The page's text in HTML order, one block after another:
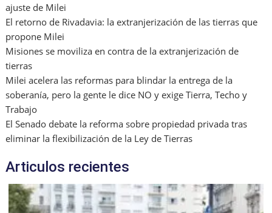
ajuste de Milei
El retorno de Rivadavia: la extranjerización de las tierras que
propone Milei
Misiones se moviliza en contra de la extranjerización de
tierras
Milei acelera las reformas para blindar la entrega de la
soberanía, pero la gente le dice NO y exige Tierra, Techo y
Trabajo
El Senado debate la reforma sobre propiedad privada tras
eliminar la flexibilización de la Ley de Tierras
Articulos recientes